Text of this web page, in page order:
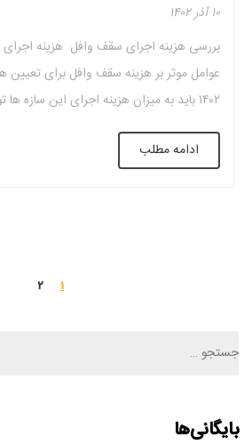
۱۰ آذر ۱۴۰۲
عوامل موثر بر هزینه سقف وافل برای تعیین
۱۴۰۲ باید به میزان هزینه اجرای این سازه
اجرای سقف وافل با در نظر گرفتن قیمت خرید
پرسنل اجرایی و … تعیین می شود. […]
ادامه مطلب
۱ ۲
بایگانی‌ها